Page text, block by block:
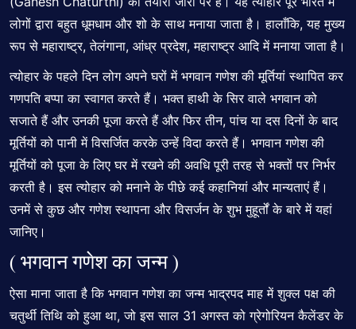
लोगों द्वारा बहुत धूमधाम और शो के साथ मनाया जाता है। हालाँकि, यह मुख्य
रूप से महाराष्ट्र, तेलंगाना, आंध्र प्रदेश, महाराष्ट्र आदि में मनाया जाता है।
त्योहार के पहले दिन लोग अपने घरों में भगवान गणेश की मूर्तियां स्थापित कर
गणपति बप्पा का स्वागत करते हैं। भक्त हाथी के सिर वाले भगवान को
सजाते हैं और उनकी पूजा करते हैं और फिर तीन, पांच या दस दिनों के बाद
मूर्तियों को पानी में विसर्जित करके उन्हें विदा करते हैं। भगवान गणेश की
मूर्तियों को पूजा के लिए घर में रखने की अवधि पूरी तरह से भक्तों पर निर्भर
करती है। इस त्योहार को मनाने के पीछे कई कहानियां और मान्यताएं हैं।
उनमें से कुछ और गणेश स्थापना और विसर्जन के शुभ मुहूर्तों के बारे में यहां
जानिए।
( भगवान गणेश का जन्म )
ऐसा माना जाता है कि भगवान गणेश का जन्म भाद्रपद माह में शुक्ल पक्ष की
चतुर्थी तिथि को हुआ था, जो इस साल 31 अगस्त को ग्रेगोरियन कैलेंडर के